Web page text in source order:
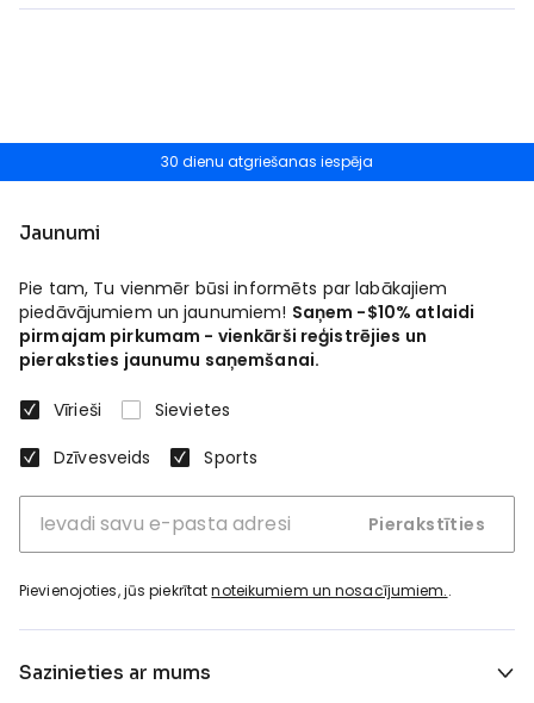
30 dienu atgriešanas iespēja
Jaunumi
Pie tam, Tu vienmēr būsi informēts par labākajiem
piedāvājumiem un jaunumiem! Saņem -$10% atlaidi
pirmajam pirkumam - vienkārši reģistrējies un
pieraksties jaunumu saņemšanai.
Vīrieši
Sievietes
Dzīvesveids
Sports
Pierakstīties
Pievienojoties, jūs piekrītatnoteikumiem un nosacījumiem..
Sazinieties ar mums